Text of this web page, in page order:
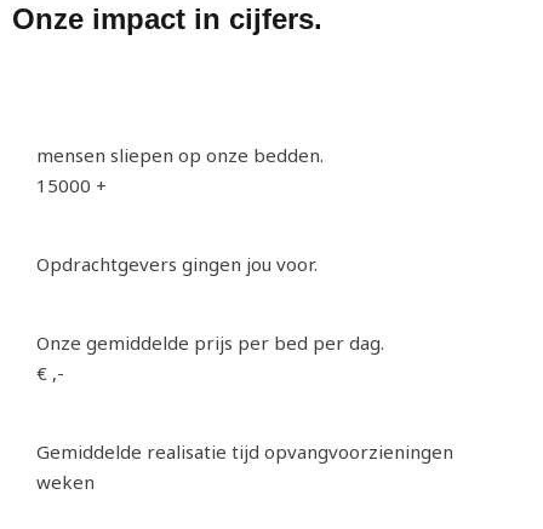
Onze impact in cijfers.
mensen sliepen op onze bedden.
15000 +
Opdrachtgevers gingen jou voor.
Onze gemiddelde prijs per bed per dag.
€ ,-
Gemiddelde realisatie tijd opvangvoorzieningen
weken